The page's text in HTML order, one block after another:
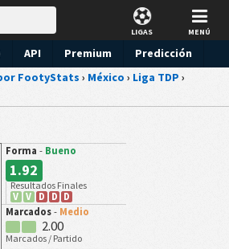
LIGAS MENÚ
API Premium
Predicción
FootyStats › México › Liga TDP ›
Forma - Bueno
1.92
Resultados Finales
V
V D D D
Marcados - Medio
2.00
Marcados / Partido